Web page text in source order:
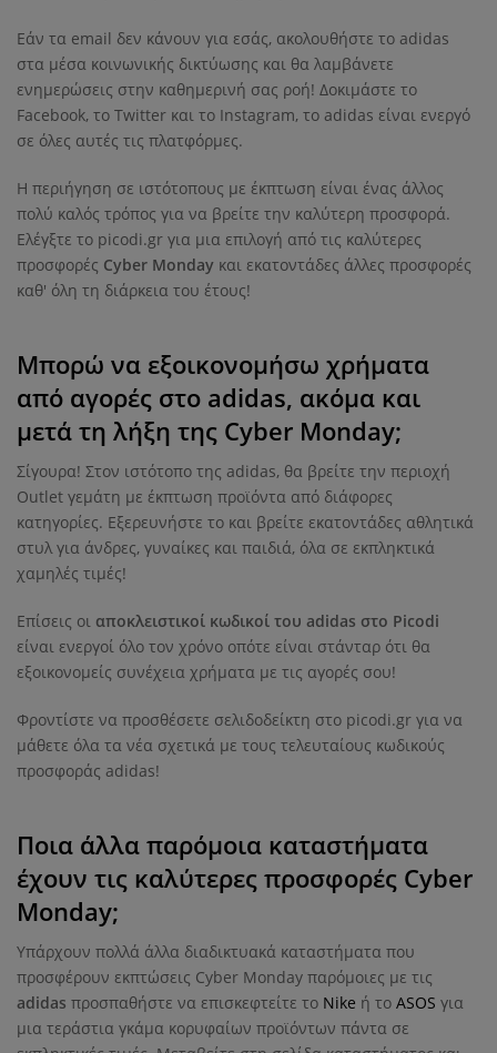
Εάν τα email δεν κάνουν για εσάς, ακολουθήστε το adidas
στα μέσα κοινωνικής δικτύωσης και θα λαμβάνετε
ενημερώσεις στην καθημερινή σας ροή! Δοκιμάστε το
Facebook, το Twitter και το Instagram, το adidas είναι ενεργό
σε όλες αυτές τις πλατφόρμες.
Η περιήγηση σε ιστότοπους με έκπτωση είναι ένας άλλος
πολύ καλός τρόπος για να βρείτε την καλύτερη προσφορά.
Ελέγξτε το picodi.gr για μια επιλογή από τις καλύτερες
προσφορές Cyber ​​Monday και εκατοντάδες άλλες προσφορές
καθ' όλη τη διάρκεια του έτους!
Μπορώ να εξοικονομήσω χρήματα
από αγορές στο adidas, ακόμα και
μετά τη λήξη της Cyber ​​Monday;
Σίγουρα! Στον ιστότοπο της adidas, θα βρείτε την περιοχή
Outlet γεμάτη με έκπτωση προϊόντα από διάφορες
κατηγορίες. Εξερευνήστε το και βρείτε εκατοντάδες αθλητικά
στυλ για άνδρες, γυναίκες και παιδιά, όλα σε εκπληκτικά
χαμηλές τιμές!
Επίσεις οι αποκλειστικοί κωδικοί του adidas στο Picodi
είναι ενεργοί όλο τον χρόνο οπότε είναι στάνταρ ότι θα
εξοικονομείς συνέχεια χρήματα με τις αγορές σου!
Φροντίστε να προσθέσετε σελιδοδείκτη στο picodi.gr για να
μάθετε όλα τα νέα σχετικά με τους τελευταίους κωδικούς
προσφοράς adidas!
Ποια άλλα παρόμοια καταστήματα
έχουν τις καλύτερες προσφορές Cyber ​​
Monday;
Υπάρχουν πολλά άλλα διαδικτυακά καταστήματα που
προσφέρουν εκπτώσεις Cyber ​​Monday παρόμοιες με τις
adidas προσπαθήστε να επισκεφτείτε το Nike ή το ASOS για
μια τεράστια γκάμα κορυφαίων προϊόντων πάντα σε